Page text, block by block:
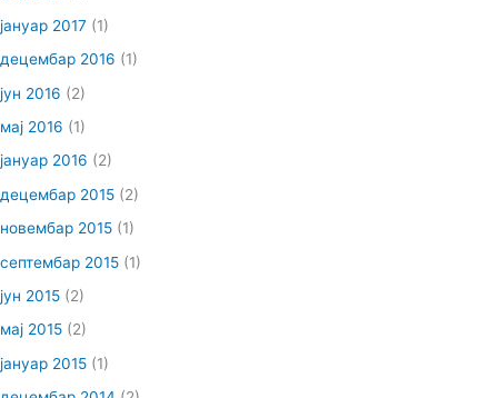
јануар 2017 (1)
децембар 2016 (1)
јун 2016 (2)
мај 2016 (1)
јануар 2016 (2)
децембар 2015 (2)
новембар 2015 (1)
септембар 2015 (1)
јун 2015 (2)
мај 2015 (2)
јануар 2015 (1)